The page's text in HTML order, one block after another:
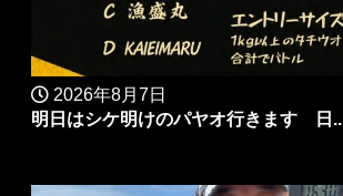
2026年8月7日
明日はシケ明けのパヤオ行きます 日..